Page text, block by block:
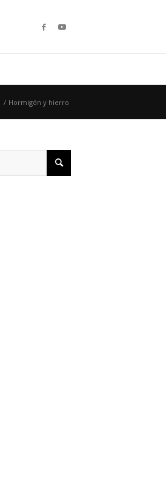
/ Hormigón y hierro